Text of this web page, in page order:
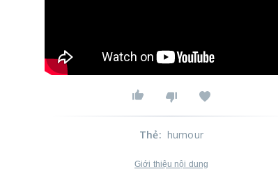
Thẻ: humour
Giới thiệu nội dung